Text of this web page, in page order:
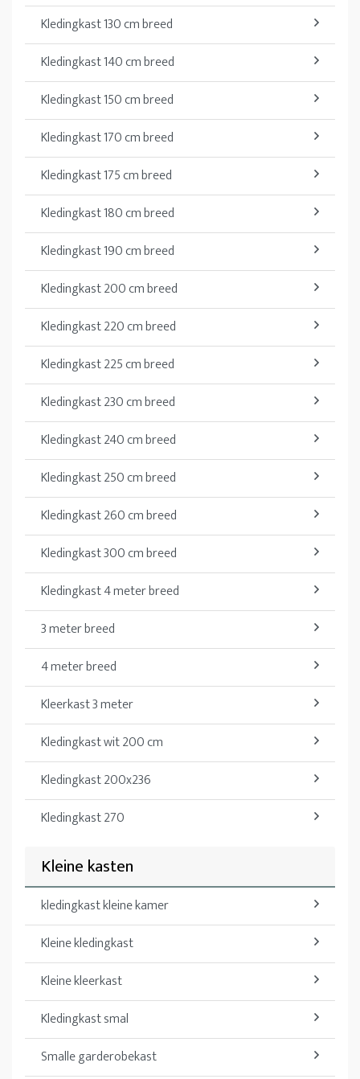
Kledingkast 130 cm breed
Kledingkast 140 cm breed
Kledingkast 150 cm breed
Kledingkast 170 cm breed
Kledingkast 175 cm breed
Kledingkast 180 cm breed
Kledingkast 190 cm breed
Kledingkast 200 cm breed
Kledingkast 220 cm breed
Kledingkast 225 cm breed
Kledingkast 230 cm breed
Kledingkast 240 cm breed
Kledingkast 250 cm breed
Kledingkast 260 cm breed
Kledingkast 300 cm breed
Kledingkast 4 meter breed
3 meter breed
4 meter breed
Kleerkast 3 meter
Kledingkast wit 200 cm
Kledingkast 200x236
Kledingkast 270
Kleine kasten
kledingkast kleine kamer
Kleine kledingkast
Kleine kleerkast
Kledingkast smal
Smalle garderobekast